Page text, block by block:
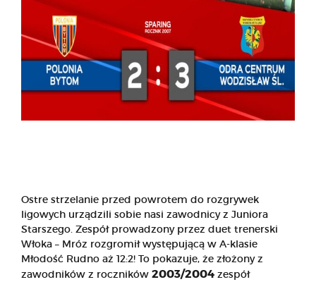
Ostre strzelanie przed powrotem do rozgrywek
ligowych urządzili sobie nasi zawodnicy z Juniora
Starszego. Zespół prowadzony przez duet trenerski
Włoka – Mróz rozgromił występującą w A-klasie
Młodość Rudno aż 12:2! To pokazuje, że złożony z
zawodników z roczników 2003/2004 zespół